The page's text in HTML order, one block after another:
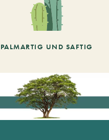
PALMARTIG UND SAFTIG